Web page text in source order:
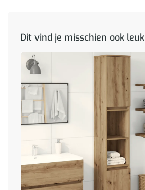
Dit vind je misschien ook leuk